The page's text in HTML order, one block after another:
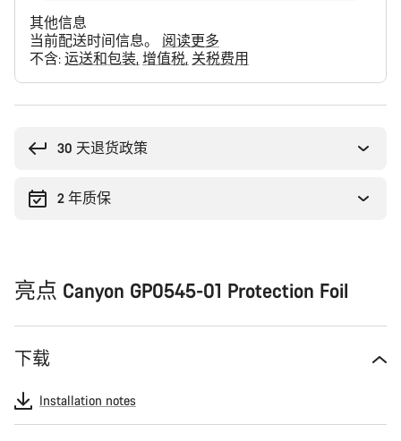
其他信息
当前配送时间信息。 阅读更多
不含: 运送和包装 增值税 关税费用
30 天退货政策
2 年质保
亮点 Canyon GP0545-01 Protection Foil
下载
Installation notes